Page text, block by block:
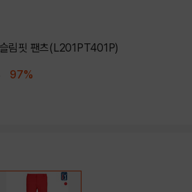
림핏 팬츠(L201PT401P)
97%